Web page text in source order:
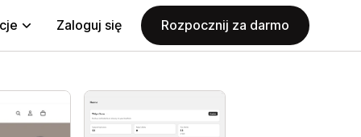
Zaloguj się Rozpocznij za darmo